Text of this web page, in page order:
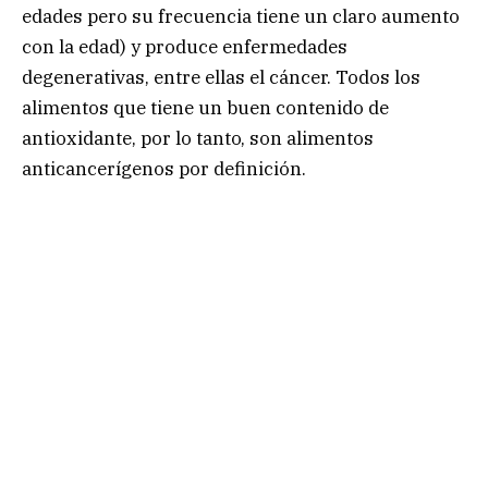
edades pero su frecuencia tiene un claro aumento
con la edad) y produce enfermedades
degenerativas, entre ellas el cáncer. Todos los
alimentos que tiene un buen contenido de
antioxidante, por lo tanto, son alimentos
anticancerígenos por definición.